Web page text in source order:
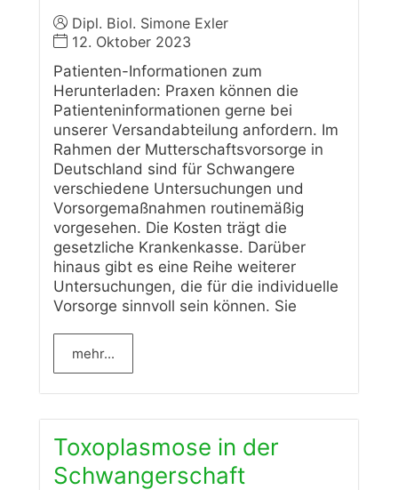
Dipl. Biol. Simone Exler
12. Oktober 2023
Patienten-Informationen zum
Herunterladen: Praxen können die
Patienteninformationen gerne bei
unserer Versandabteilung anfordern. Im
Rahmen der Mutterschaftsvorsorge in
Deutschland sind für Schwangere
verschiedene Untersuchungen und
Vorsorgemaßnahmen routinemäßig
vorgesehen. Die Kosten trägt die
gesetzliche Krankenkasse. Darüber
hinaus gibt es eine Reihe weiterer
Untersuchungen, die für die individuelle
Vorsorge sinnvoll sein können. Sie
mehr...
Toxoplasmose in der
Schwangerschaft